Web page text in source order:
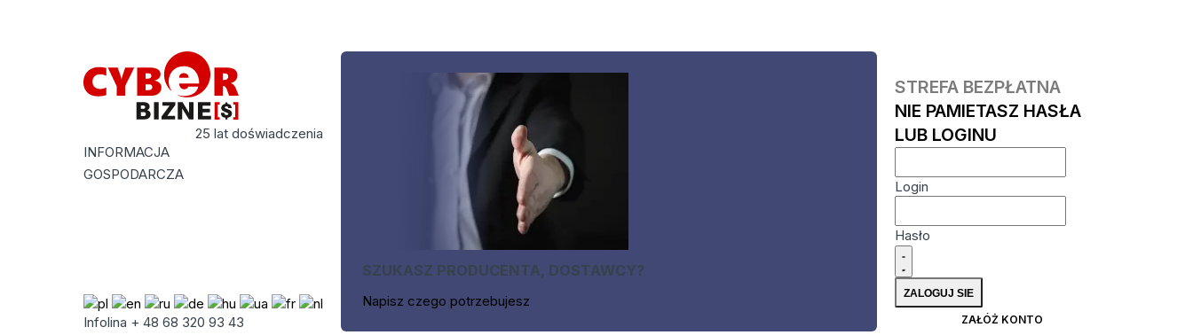
25 lat doświadczenia
INFORMACJA
GOSPODARCZA
Infolina + 48 68 320 93 43
SZUKASZ PRODUCENTA, DOSTAWCY?
Napisz czego potrzebujesz
STREFA BEZPŁATNA
NIE PAMIETASZ HASŁA
LUB LOGINU
Login
Hasło
ZAŁÓŻ KONTO